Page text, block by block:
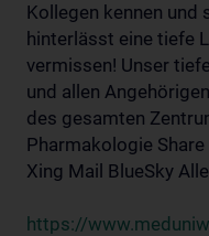
Kollegen kennen und
hinterlässt eine tiefe
vermissen! Unser
und allen
des gesamten
Pharmakologie
Xing Mail BlueSky
https://